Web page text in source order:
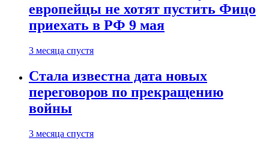
европейцы не хотят пустить Фицо
приехать в РФ 9 мая
3 месяца спустя
Стала известна дата новых
переговоров по прекращению
войны
3 месяца спустя